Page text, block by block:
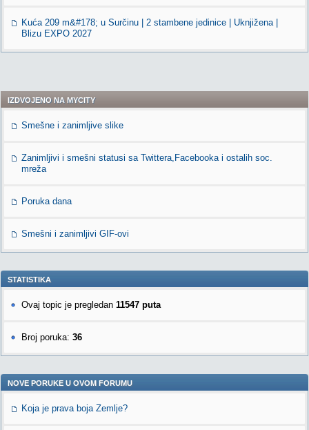
Kuća 209 m&#178; u Surčinu | 2 stambene jedinice | Uknjižena |
Blizu EXPO 2027
IZDVOJENO NA MYCITY
Smešne i zanimljive slike
Zanimljivi i smešni statusi sa Twittera,Facebooka i ostalih soc.
mreža
Poruka dana
Smešni i zanimljivi GIF-ovi
STATISTIKA
Ovaj topic je pregledan 11547 puta
Broj poruka: 36
NOVE PORUKE U OVOM FORUMU
Koja je prava boja Zemlje?